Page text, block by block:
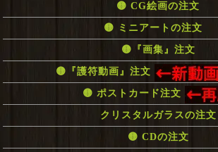
🟡 CG絵画の注文
🟡 ミニアートの注文
🟡『画集』注文
🟡『護符動画』注文
🟡 ポストカード注文
クリスタルガラスの注文
🟡 CDの注文